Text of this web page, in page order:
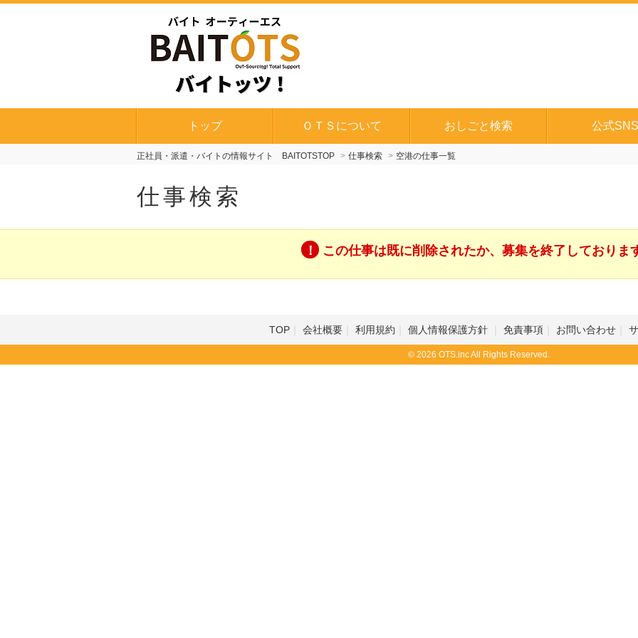
トップ ＯＴＳについて おしごと検索 公式SNS
正社員・派遣・バイトの情報サイト BAITOTSTOP 仕事検索 空港の仕事一覧
仕事検索
この仕事は既に削除されたか、募集を終了しておりま
TOP 会社概要 利用規約 個人情報保護方針 免責事項 お問い合わせ
© 2026 OTS.inc All Rights Reserved.